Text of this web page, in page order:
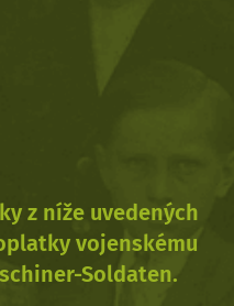
z níže uvedených
vojenskému
Soldaten.